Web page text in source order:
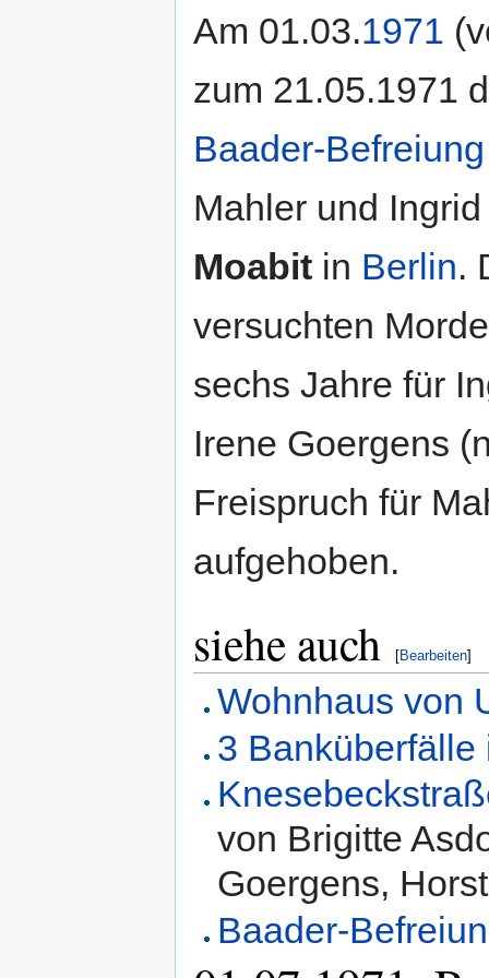
Am 01.03.1971
zum 21.05.1971
Baader-Befreiung
Mahler und
Moabit in Berlin.
versuchten
sechs Jahre für
Irene Goergens
Freispruch für
aufgehoben.
siehe auch [Bearbeiten]
Wohnhaus von
3 Banküberfälle
von Brigitte
Goergens,
Baader-